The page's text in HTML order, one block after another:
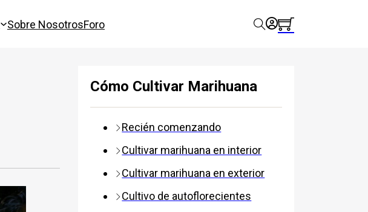
Sobre NosotrosForo
Cómo Cultivar Marihuana
Recién comenzando
Cultivar marihuana en interior
Cultivar marihuana en exterior
Cultivo de autoflorecientes